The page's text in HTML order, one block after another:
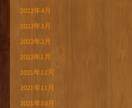
2022年4月
2022年3月
2022年2月
2022年1月
2021年12月
2021年11月
2021年10月